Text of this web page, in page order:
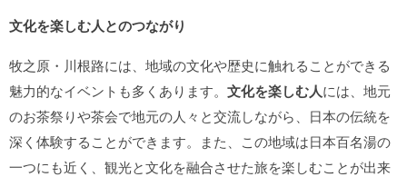
文化を楽しむ人とのつながり
牧之原・川根路には、地域の文化や歴史に触れることができる
魅力的なイベントも多くあります。 文化を楽しむ人には、地元
のお茶祭りや茶会で地元の人々と交流しながら、日本の伝統を
深く体験することができます。また、この地域は日本百名湯の
一つにも近く、観光と文化を融合させた旅を楽しむことが出来